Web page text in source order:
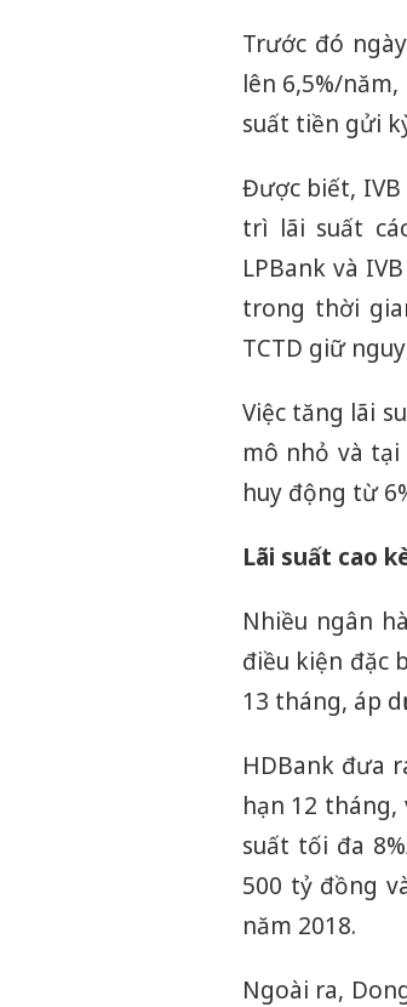
Trước đó
lên 6,5%/
suất tiền gửi
Được biết,
trì lãi suất
LPBank và
trong thời
TCTD giữ
Việc tăng lãi
mô nhỏ và
huy động từ
Lãi suất cao
Nhiều ngân
điều kiện đặc
13 tháng, áp
HDBank đưa
hạn 12 tháng,
suất tối đa
500 tỷ đồng
năm 2018.
Ngoài ra,